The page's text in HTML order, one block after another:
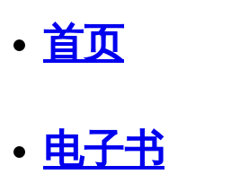
首页
电子书